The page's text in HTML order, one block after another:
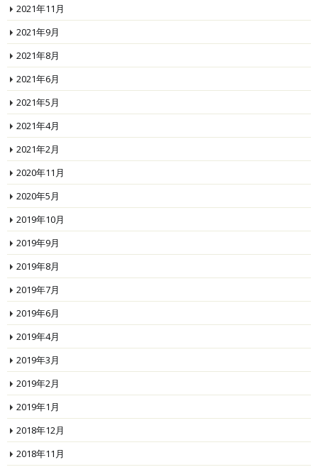
2021年11月
2021年9月
2021年8月
2021年6月
2021年5月
2021年4月
2021年2月
2020年11月
2020年5月
2019年10月
2019年9月
2019年8月
2019年7月
2019年6月
2019年4月
2019年3月
2019年2月
2019年1月
2018年12月
2018年11月